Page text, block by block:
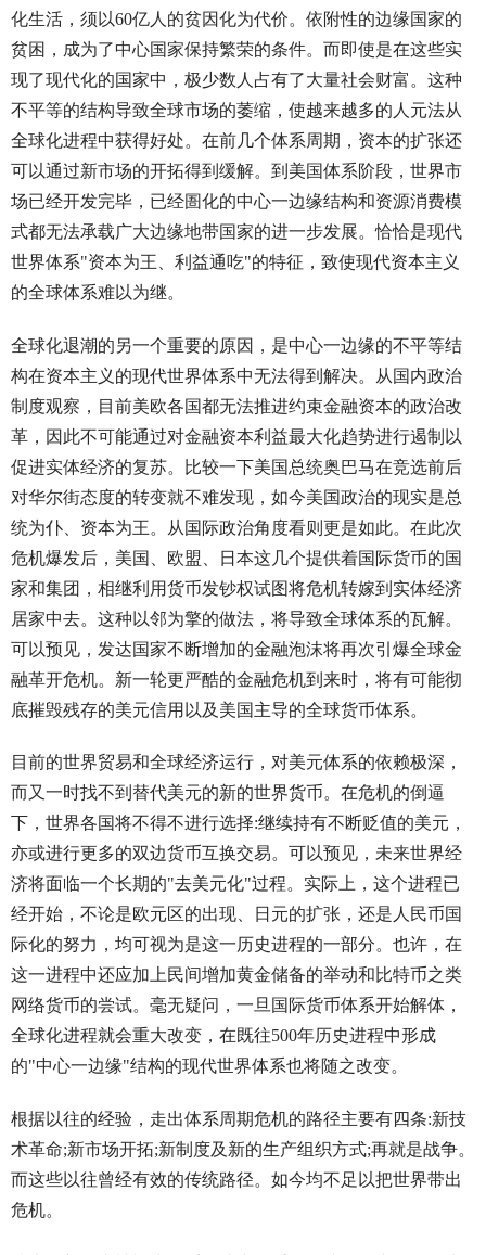
化生活，须以60亿人的贫因化为代价。依附性的边缘国家的
贫困，成为了中心国家保持繁荣的条件。而即使是在这些实
现了现代化的国家中，极少数人占有了大量社会财富。这种
不平等的结构导致全球市场的萎缩，使越来越多的人元法从
全球化进程中获得好处。在前几个体系周期，资本的扩张还
可以通过新市场的开拓得到缓解。到美国体系阶段，世界市
场已经开发完毕，已经圄化的中心一边缘结构和资源消费模
式都无法承载广大边缘地带国家的进一步发展。恰恰是现代
世界体系"资本为王、利益通吃"的特征，致使现代资本主义
的全球体系难以为继。
全球化退潮的另一个重要的原因，是中心一边缘的不平等结
构在资本主义的现代世界体系中无法得到解决。从国内政治
制度观察，目前美欧各国都无法推进约束金融资本的政治改
革，因此不可能通过对金融资本利益最大化趋势进行遏制以
促进实体经济的复苏。比较一下美国总统奥巴马在竞选前后
对华尔街态度的转变就不难发现，如今美国政治的现实是总
统为仆、资本为王。从国际政治角度看则更是如此。在此次
危机爆发后，美国、欧盟、日本这几个提供着国际货币的国
家和集团，相继利用货币发钞权试图将危机转嫁到实体经济
居家中去。这种以邻为擎的做法，将导致全球体系的瓦解。
可以预见，发达国家不断增加的金融泡沫将再次引爆全球金
融革开危机。新一轮更严酷的金融危机到来时，将有可能彻
底摧毁残存的美元信用以及美国主导的全球货币体系。
目前的世界贸易和全球经济运行，对美元体系的依赖极深，
而又一时找不到替代美元的新的世界货币。在危机的倒逼
下，世界各国将不得不进行选择:继续持有不断贬值的美元，
亦或进行更多的双边货币互换交易。可以预见，未来世界经
济将面临一个长期的"去美元化"过程。实际上，这个进程已
经开始，不论是欧元区的出现、日元的扩张，还是人民币国
际化的努力，均可视为是这一历史进程的一部分。也许，在
这一进程中还应加上民间增加黄金储备的举动和比特币之类
网络货币的尝试。毫无疑问，一旦国际货币体系开始解体，
全球化进程就会重大改变，在既往500年历史进程中形成
的"中心一边缘"结构的现代世界体系也将随之改变。
根据以往的经验，走出体系周期危机的路径主要有四条:新技
术革命;新市场开拓;新制度及新的生产组织方式;再就是战争。
而这些以往曾经有效的传统路径。如今均不足以把世界带出
危机。